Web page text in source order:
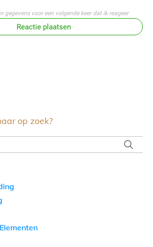
gegevens voor een volgende keer dat ik reageer
Reactie plaatsen
op zoek?